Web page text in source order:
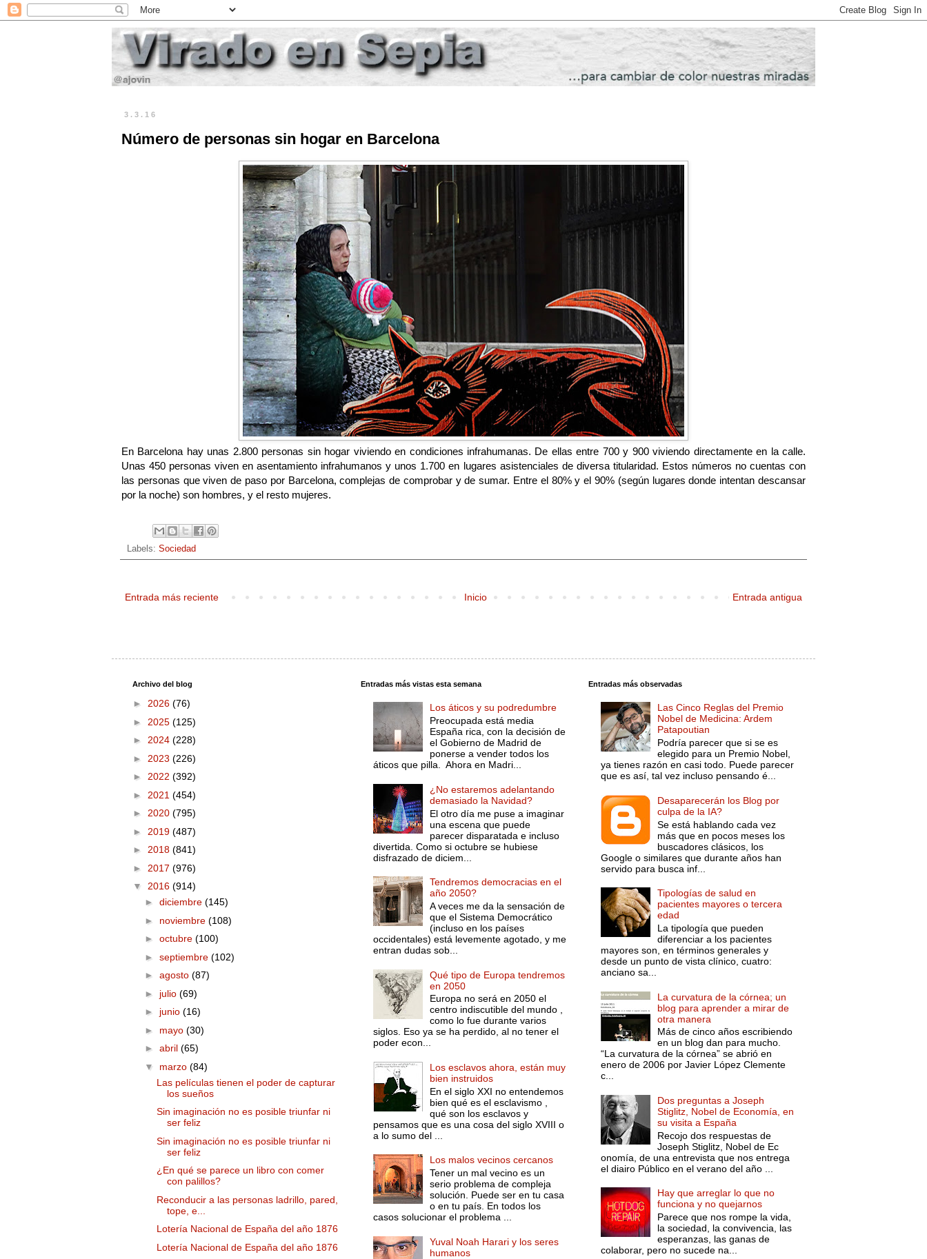
3.3.16
Número de personas sin hogar en Barcelona
En Barcelona hay unas 2.800 personas sin hogar viviendo en condiciones infrahumanas. De ellas entre 700 y 900 viviendo directamente en la calle.
Unas 450 personas viven en asentamiento infrahumanos y unos 1.700 en lugares asistenciales de diversa titularidad. Estos números no cuentas con
las personas que viven de paso por Barcelona, complejas de comprobar y de sumar. Entre el 80% y el 90% (según lugares donde intentan descansar
por la noche) son hombres, y el resto mujeres.
Labels: Sociedad
Entrada más reciente Entrada antigua
Inicio
Archivo del blog
► 2026 (76)
► 2025 (125)
► 2024 (228)
► 2023 (226)
► 2022 (392)
► 2021 (454)
► 2020 (795)
► 2019 (487)
► 2018 (841)
► 2017 (976)
▼ 2016 (914)
► diciembre (145)
► noviembre (108)
► octubre (100)
► septiembre (102)
► agosto (87)
► julio (69)
► junio (16)
► mayo (30)
► abril (65)
▼ marzo (84)
Las películas tienen el poder de capturar
los sueños
Sin imaginación no es posible triunfar ni
ser feliz
Sin imaginación no es posible triunfar ni
ser feliz
¿En qué se parece un libro con comer
con palillos?
Reconducir a las personas ladrillo, pared,
tope, e...
Lotería Nacional de España del año 1876
Lotería Nacional de España del año 1876
Entradas más vistas esta semana
Los áticos y su podredumbre
Preocupada está media
España rica, con la decisión de
el Gobierno de Madrid de
ponerse a vender todos los
áticos que pilla. Ahora en Madri...
¿No estaremos adelantando
demasiado la Navidad?
El otro día me puse a imaginar
una escena que puede
parecer disparatada e incluso
divertida. Como si octubre se hubiese
disfrazado de diciem...
Tendremos democracias en el
año 2050?
A veces me da la sensación de
que el Sistema Democrático
(incluso en los países
occidentales) está levemente agotado, y me
entran dudas sob...
Qué tipo de Europa tendremos
en 2050
Europa no será en 2050 el
centro indiscutible del mundo ,
como lo fue durante varios
siglos. Eso ya se ha perdido, al no tener el
poder econ...
Los esclavos ahora, están muy
bien instruidos
En el siglo XXI no entendemos
bien qué es el esclavismo ,
qué son los esclavos y
pensamos que es una cosa del siglo XVIII o
a lo sumo del ...
Los malos vecinos cercanos
Tener un mal vecino es un
serio problema de compleja
solución. Puede ser en tu casa
o en tu país. En todos los
casos solucionar el problema ...
Yuval Noah Harari y los seres
humanos
Entradas más observadas
Las Cinco Reglas del Premio
Nobel de Medicina: Ardem
Patapoutian
Podría parecer que si se es
elegido para un Premio Nobel,
ya tienes razón en casi todo. Puede parecer
que es así, tal vez incluso pensando é...
Desaparecerán los Blog por
culpa de la IA?
Se está hablando cada vez
más que en pocos meses los
buscadores clásicos, los
Google o similares que durante años han
servido para busca inf...
Tipologías de salud en
pacientes mayores o tercera
edad
La tipología que pueden
diferenciar a los pacientes
mayores son, en términos generales y
desde un punto de vista clínico, cuatro:
anciano sa...
La curvatura de la córnea; un
blog para aprender a mirar de
otra manera
Más de cinco años escribiendo
en un blog dan para mucho.
“La curvatura de la córnea” se abrió en
enero de 2006 por Javier López Clemente
c...
Dos preguntas a Joseph
Stiglitz, Nobel de Economía, en
su visita a España
Recojo dos respuestas de
Joseph Stiglitz, Nobel de Ec
onomía, de una entrevista que nos entrega
el diairo Público en el verano del año ...
Hay que arreglar lo que no
funciona y no quejarnos
Parece que nos rompe la vida,
la sociedad, la convivencia, las
esperanzas, las ganas de
colaborar, pero no sucede na...